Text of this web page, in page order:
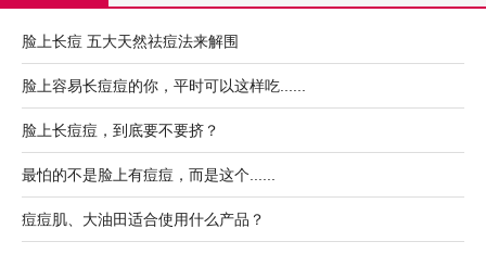
脸上长痘 五大天然祛痘法来解围
脸上容易长痘痘的你，平时可以这样吃......
脸上长痘痘，到底要不要挤？
最怕的不是脸上有痘痘，而是这个......
痘痘肌、大油田适合使用什么产品？